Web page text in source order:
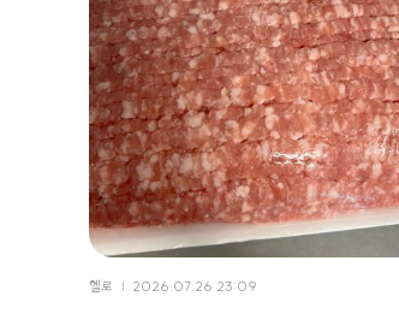
헬로 2026.07.26 23:09